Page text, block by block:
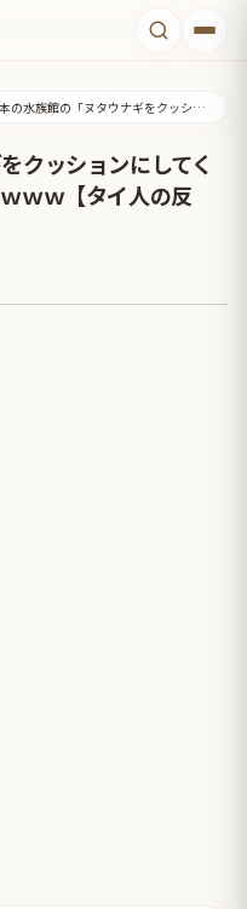
日本の水族館の「ヌタウナギをクッションにしてくつろいでるヒトデ」が可愛いｗｗｗ【タイ人の反応】
クッションにしてく
ｗｗ【タイ人の反